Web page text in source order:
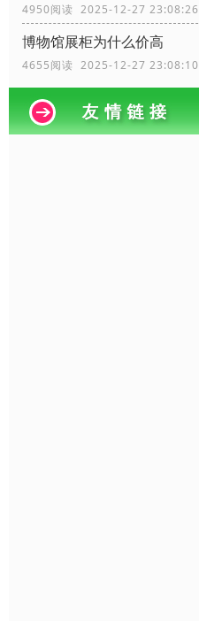
4950阅读 2025-12-27 23:08:26
博物馆展柜为什么价高
4655阅读 2025-12-27 23:08:10